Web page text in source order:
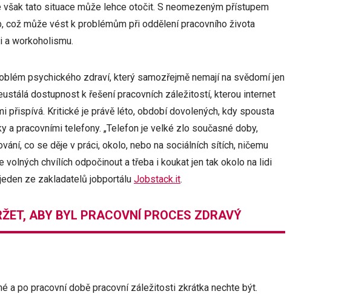
tato situace může lehce otočit. S neomezeným přístupem
což může vést k problémům při oddělení pracovního života
a workoholismu.
psychického zdraví, který samozřejmě nemají na svědomí jen
dostupnost k řešení pracovních záležitostí, kterou internet
přispívá. Kritické je právě léto, období dovolených, kdy spousta
a pracovními telefony. „Telefon je velké zlo současné doby,
co se děje v práci, okolo, nebo na sociálních sítích, ničemu
volných chvílích odpočinout a třeba i koukat jen tak okolo na lidi
ze zakladatelů jobportálu Jobstack.it.
ABY BYL PRACOVNÍ PROCES ZDRAVÝ
a po pracovní době pracovní záležitosti zkrátka nechte být.